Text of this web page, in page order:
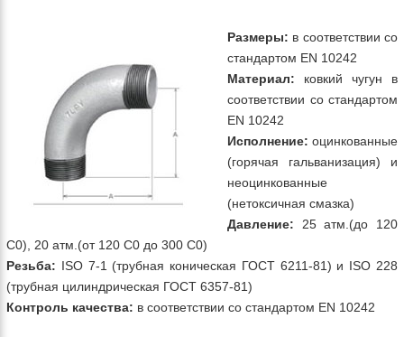
Размеры: в соответствии со
стандартом EN 10242
Материал: ковкий чугун в
соответствии со стандартом
EN 10242
Исполнение: оцинкованные
(горячая гальванизация) и
неоцинкованные
(нетоксичная смазка)
Давление: 25 атм.(до 120
С0), 20 атм.(от 120 С0 до 300 С0)
Резьба: ISO 7-1 (трубная коническая ГОСТ 6211-81) и ISO 228
(трубная цилиндрическая ГОСТ 6357-81)
Контроль качества: в соответствии со стандартом EN 10242